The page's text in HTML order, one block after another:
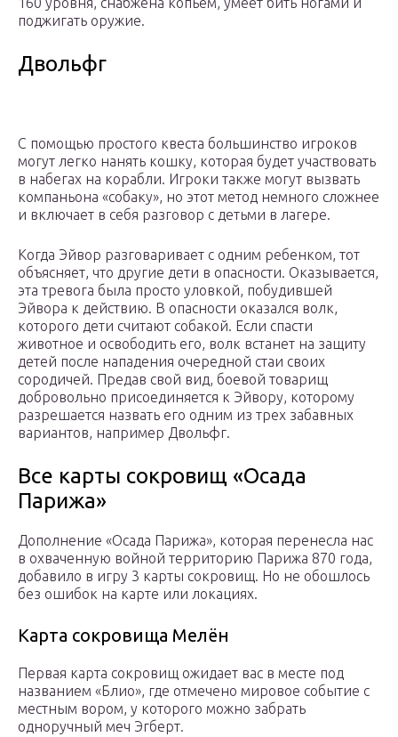
поджигать оружие.
Двольфг
С помощью простого квеста большинство игроков
могут легко нанять кошку, которая будет участвовать
в набегах на корабли. Игроки также могут вызвать
компаньона «собаку», но этот метод немного сложнее
и включает в себя разговор с детьми в лагере.
Когда Эйвор разговаривает с одним ребенком, тот
объясняет, что другие дети в опасности. Оказывается,
эта тревога была просто уловкой, побудившей
Эйвора к действию. В опасности оказался волк,
которого дети считают собакой. Если спасти
животное и освободить его, волк встанет на защиту
детей после нападения очередной стаи своих
сородичей. Предав свой вид, боевой товарищ
добровольно присоединяется к Эйвору, которому
разрешается назвать его одним из трех забавных
вариантов, например Двольфг.
Все карты сокровищ «Осада
Парижа»
Дополнение «Осада Парижа», которая перенесла нас
в охваченную войной территорию Парижа 870 года,
добавило в игру 3 карты сокровищ. Но не обошлось
без ошибок на карте или локациях.
Карта сокровища Мелён
Первая карта сокровищ ожидает вас в месте под
названием «Блио», где отмечено мировое событие с
местным вором, у которого можно забрать
одноручный меч Эгберт.